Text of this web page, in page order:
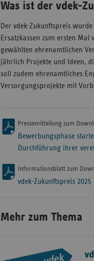
Was ist der vdek-
Der vdek-Zukunftspreis
Ersatzkassen zum ersten
gewählten ehrenamtlichen
jährlich Projekte und Ideen,
soll zudem ehrenamtliches
Versorgungsprojekte mit
Pressemitteilung zum
Bewerbungsphase
Durchführung ihrer
Informationsblatt zum
vdek-Zukunftspreis 2025
Mehr zum Thema